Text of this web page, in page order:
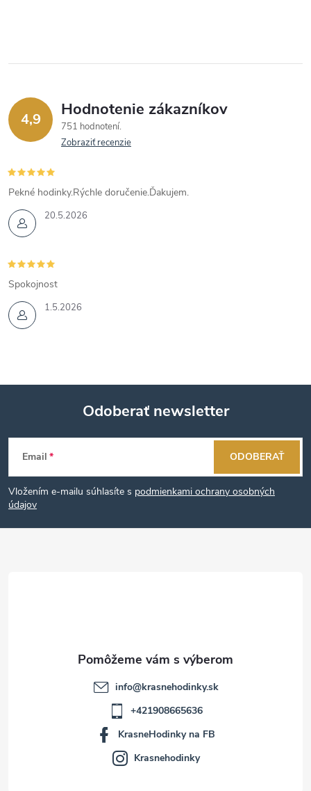
4,9 Hodnotenie zákazníkov
751 hodnotení
Zobraziť recenzie
20.5.2026
Pekné hodinky.Rýchle doručenie.Ďakujem.
1.5.2026
Spokojnost
Z
á
p
Odoberať newsletter
Email
Vložením e-mailu súhlasíte s podmienkami ochrany osobných
údajov
ODOBERAŤ
info@krasnehodinky.sk
+421908665636
KrasneHodinky na FB
Krasnehodinky